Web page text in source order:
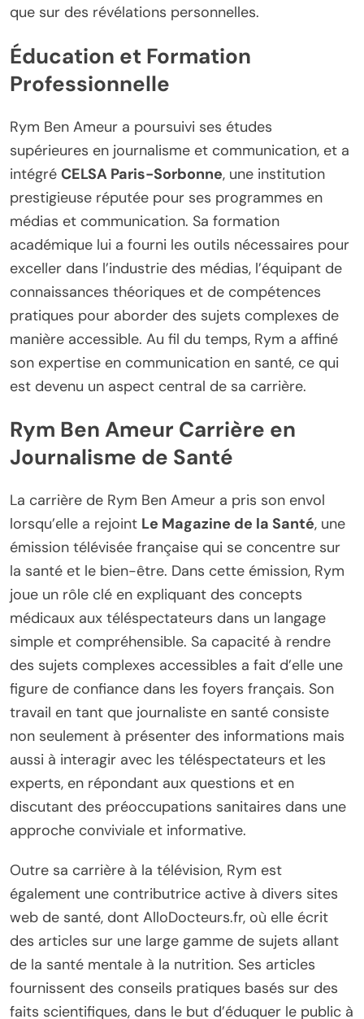
que sur des révélations personnelles.
Éducation et Formation
Professionnelle
Rym Ben Ameur a poursuivi ses études
supérieures en journalisme et communication, et a
intégré CELSA Paris-Sorbonne, une institution
prestigieuse réputée pour ses programmes en
médias et communication. Sa formation
académique lui a fourni les outils nécessaires pour
exceller dans l’industrie des médias, l’équipant de
connaissances théoriques et de compétences
pratiques pour aborder des sujets complexes de
manière accessible. Au fil du temps, Rym a affiné
son expertise en communication en santé, ce qui
est devenu un aspect central de sa carrière.
Rym Ben Ameur Carrière en
Journalisme de Santé
La carrière de Rym Ben Ameur a pris son envol
lorsqu’elle a rejoint Le Magazine de la Santé, une
émission télévisée française qui se concentre sur
la santé et le bien-être. Dans cette émission, Rym
joue un rôle clé en expliquant des concepts
médicaux aux téléspectateurs dans un langage
simple et compréhensible. Sa capacité à rendre
des sujets complexes accessibles a fait d’elle une
figure de confiance dans les foyers français. Son
travail en tant que journaliste en santé consiste
non seulement à présenter des informations mais
aussi à interagir avec les téléspectateurs et les
experts, en répondant aux questions et en
discutant des préoccupations sanitaires dans une
approche conviviale et informative.
Outre sa carrière à la télévision, Rym est
également une contributrice active à divers sites
web de santé, dont AlloDocteurs.fr, où elle écrit
des articles sur une large gamme de sujets allant
de la santé mentale à la nutrition. Ses articles
fournissent des conseils pratiques basés sur des
faits scientifiques, dans le but d’éduquer le public à